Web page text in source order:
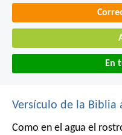
En
Versículo de la Biblia
Como en el agua el